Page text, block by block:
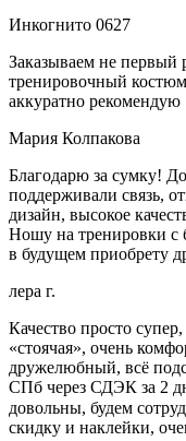
Инкогнито 0627
Заказываем не первый
тренировочный
аккуратно рекомендую
Мария Колпакова
Благодарю за сумку!
поддерживали связь,
дизайн, высокое
Ношу на тренировки с
в будущем приобрету
лера г.
Качество просто
«стоячая», очень
дружелюбный, всё
СПб через СДЭК за 2
довольны, будем
скидку и наклейки,